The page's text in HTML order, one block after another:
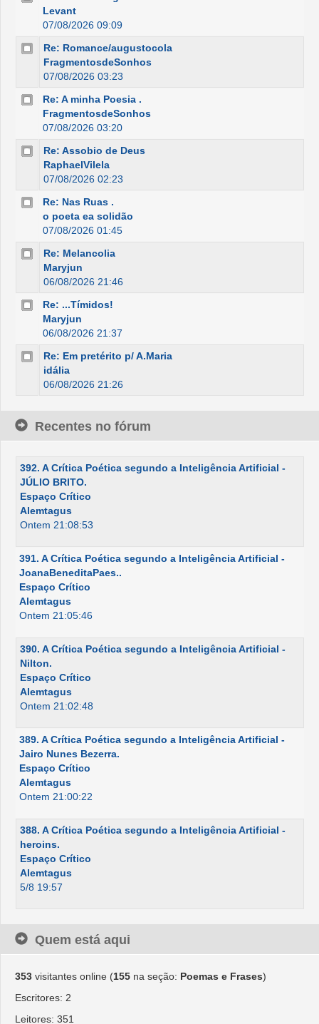
Levant
07/08/2026 09:09
Re: Romance/augustocola
FragmentosdeSonhos
07/08/2026 03:23
Re: A minha Poesia .
FragmentosdeSonhos
07/08/2026 03:20
Re: Assobio de Deus
RaphaelVilela
07/08/2026 02:23
Re: Nas Ruas .
o poeta ea solidão
07/08/2026 01:45
Re: Melancolia
Maryjun
06/08/2026 21:46
Re: ...Tímidos!
Maryjun
06/08/2026 21:37
Re: Em pretérito p/ A.Maria
idália
06/08/2026 21:26
Recentes no fórum
392. A Crítica Poética segundo a Inteligência Artificial -
JÚLIO BRITO.
Espaço Crítico
Alemtagus
Ontem 21:08:53
391. A Crítica Poética segundo a Inteligência Artificial -
JoanaBeneditaPaes..
Espaço Crítico
Alemtagus
Ontem 21:05:46
390. A Crítica Poética segundo a Inteligência Artificial -
Nilton.
Espaço Crítico
Alemtagus
Ontem 21:02:48
389. A Crítica Poética segundo a Inteligência Artificial -
Jairo Nunes Bezerra.
Espaço Crítico
Alemtagus
Ontem 21:00:22
388. A Crítica Poética segundo a Inteligência Artificial -
heroins.
Espaço Crítico
Alemtagus
5/8 19:57
Quem está aqui
353 visitantes online (155 na seção: Poemas e Frases)
Escritores: 2
Leitores: 351